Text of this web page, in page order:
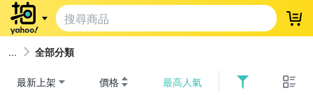
登
全部分類
最新上架 價格 最高人氣